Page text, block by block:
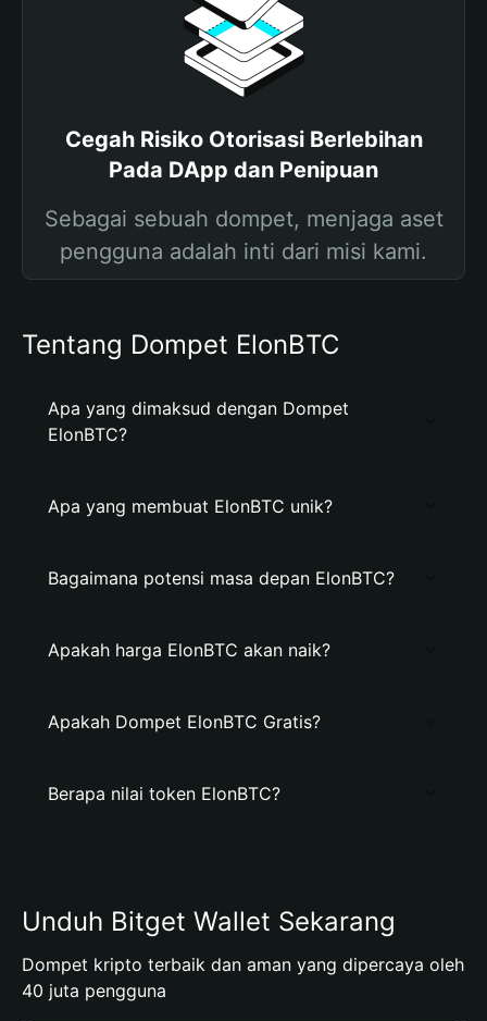
Cegah Risiko Otorisasi Berlebihan
Pada DApp dan Penipuan
Sebagai sebuah dompet, menjaga aset
pengguna adalah inti dari misi kami.
Tentang Dompet ElonBTC
Apa yang dimaksud dengan Dompet
ElonBTC?
Apa yang membuat ElonBTC unik?
Bagaimana potensi masa depan ElonBTC?
Apakah harga ElonBTC akan naik?
Apakah Dompet ElonBTC Gratis?
Berapa nilai token ElonBTC?
Unduh Bitget Wallet Sekarang
Dompet kripto terbaik dan aman yang dipercaya oleh
40 juta pengguna